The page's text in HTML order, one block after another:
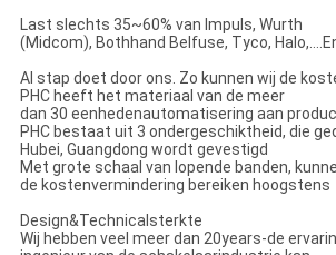
Last slechts 35~60% van Impuls, Wurth
(Midcom), Bothhand Belfuse, Tyco,
Al stap doet door ons. Zo kunnen wij de
PHC heeft het materiaal van de meer
dan 30 eenhedenautomatisering aan
PHC bestaat uit 3 ondergeschiktheid, die
Hubei, Guangdong wordt gevestigd
Met grote schaal van lopende banden,
de kostenvermindering bereiken hoogstens
Design&Technicalsterkte
Wij hebben veel meer dan 20years-de